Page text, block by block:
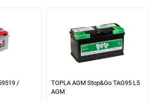
/
TOPLA AGM Stop&Go TAG95 L5
AGM